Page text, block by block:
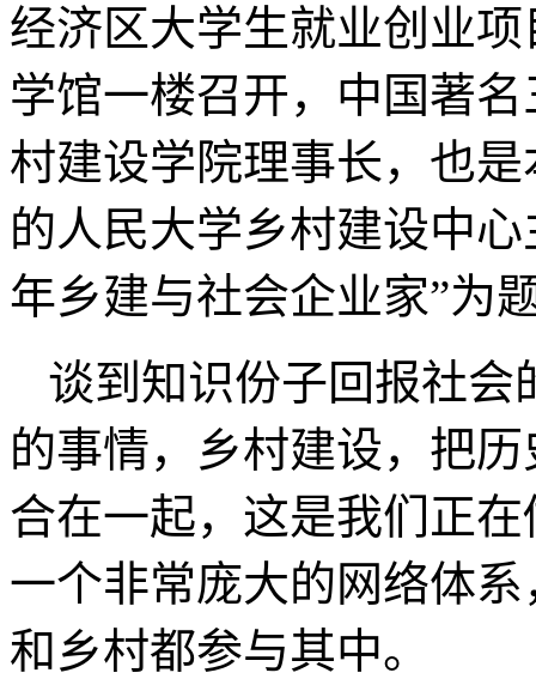
经济区大学生就业创业
学馆一楼召开，中国著
村建设学院理事长，也
的人民大学乡村建设中
年乡建与社会企业家”为
谈到知识份子回报社会
的事情，乡村建设，把
合在一起，这是我们正
一个非常庞大的网络体
和乡村都参与其中。